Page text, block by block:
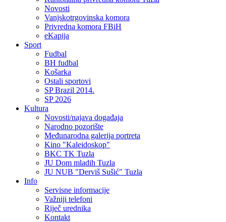
Novosti
Vanjskotrgovinska komora
Privredna komora FBiH
eKapija
Sport
Fudbal
BH fudbal
Košarka
Ostali sportovi
SP Brazil 2014.
SP 2026
Kultura
Novosti/najava događaja
Narodno pozorište
Međunarodna galerija portreta
Kino "Kaleidoskop"
BKC TK Tuzla
JU Dom mladih Tuzla
JU NUB "Derviš Sušić" Tuzla
Info
Servisne informacije
Važniji telefoni
Riječ urednika
Kontakt